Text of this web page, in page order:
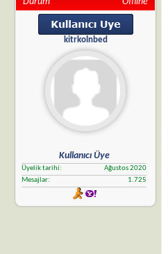
kitrkolnbed
Kullanıcı Üye
Üyelik tarihi
Ağustos 2020
Mesajlar
1.725